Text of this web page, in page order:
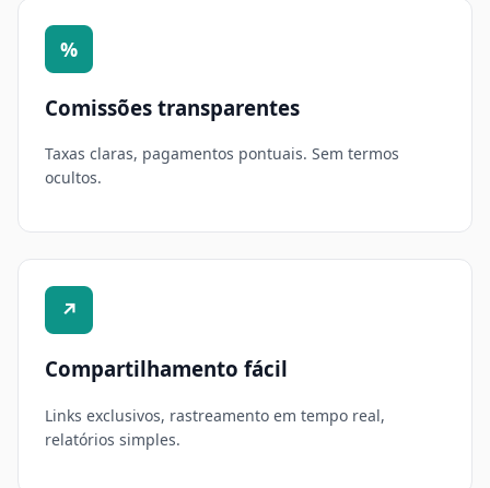
%
Comissões transparentes
Taxas claras, pagamentos pontuais. Sem termos
ocultos.
↗
Compartilhamento fácil
Links exclusivos, rastreamento em tempo real,
relatórios simples.